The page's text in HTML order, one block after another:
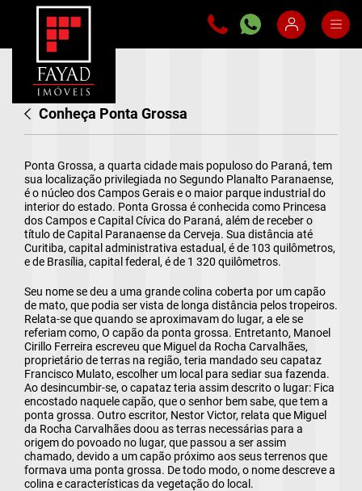
Conheça Ponta Grossa
Ponta Grossa, a quarta cidade mais populoso do Paraná, tem
sua localização privilegiada no Segundo Planalto Paranaense,
é o núcleo dos Campos Gerais e o maior parque industrial do
interior do estado. Ponta Grossa é conhecida como Princesa
dos Campos e Capital Cívica do Paraná, além de receber o
título de Capital Paranaense da Cerveja. Sua distância até
Curitiba, capital administrativa estadual, é de 103 quilômetros,
e de Brasília, capital federal, é de 1 320 quilômetros.
Seu nome se deu a uma grande colina coberta por um capão
de mato, que podia ser vista de longa distância pelos tropeiros.
Relata-se que quando se aproximavam do lugar, a ele se
referiam como, O capão da ponta grossa. Entretanto, Manoel
Cirillo Ferreira escreveu que Miguel da Rocha Carvalhães,
proprietário de terras na região, teria mandado seu capataz
Francisco Mulato, escolher um local para sediar sua fazenda.
Ao desincumbir-se, o capataz teria assim descrito o lugar: Fica
encostado naquele capão, que o senhor bem sabe, que tem a
ponta grossa. Outro escritor, Nestor Victor, relata que Miguel
da Rocha Carvalhães doou as terras necessárias para a
origem do povoado no lugar, que passou a ser assim
chamado, devido a um capão próximo aos seus terrenos que
formava uma ponta grossa. De todo modo, o nome descreve a
colina e características da vegetação do local.